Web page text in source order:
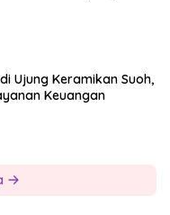
Ujung Keramikan Suoh,
Keuangan